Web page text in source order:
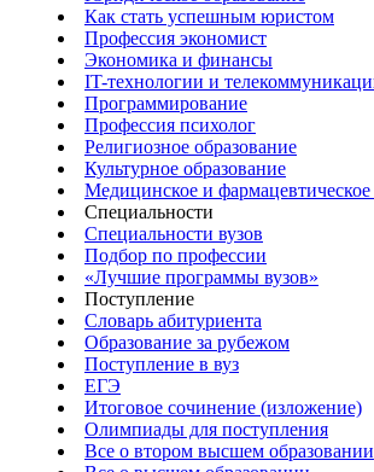
Как стать успешным юристом
Профессия экономист
Экономика и финансы
IT-технологии и
Программирование
Профессия психолог
Религиозное образование
Культурное образование
Медицинское и фармацевтическое
Специальности
Специальности вузов
Подбор по профессии
«Лучшие программы вузов»
Поступление
Словарь абитуриента
Образование за рубежом
Поступление в вуз
ЕГЭ
Итоговое сочинение (изложение)
Олимпиады для поступления
Все о втором высшем образовании